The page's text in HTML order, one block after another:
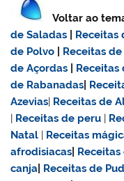
Voltar ao
de Saladas
Receitas
de Polvo
Receitas
de Açordas
Receitas
de Rabanadas
Azevias| Receitas de
| Receitas de peru |
Natal | Receitas
afrodisiacas
canja Receitas de